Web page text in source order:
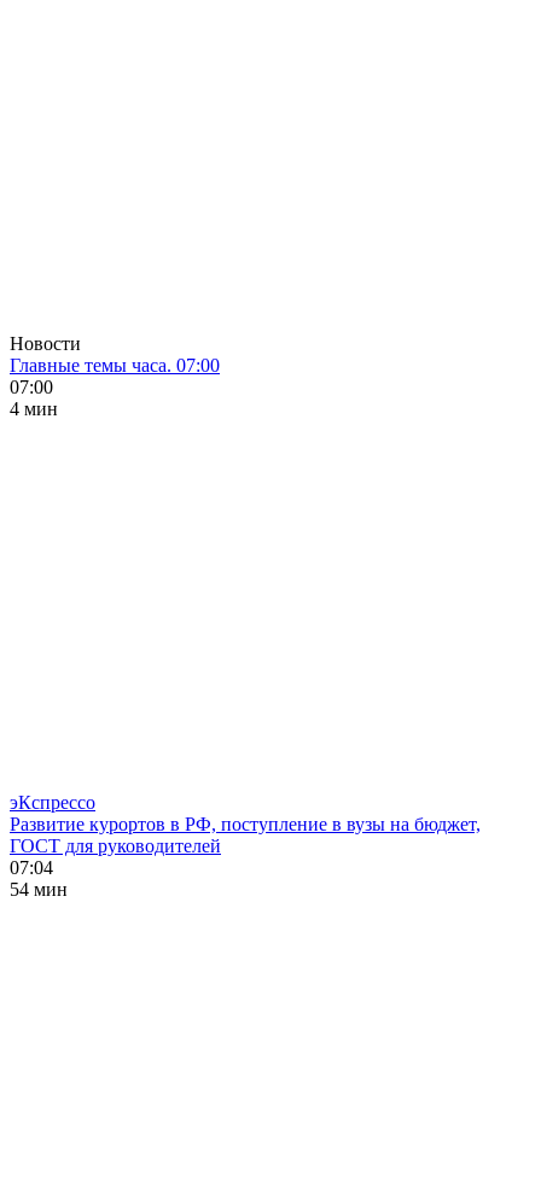
Новости
Главные темы часа. 07:00
07:00
4 мин
эКспрессо
Развитие курортов в РФ, поступление в вузы на бюджет,
ГОСТ для руководителей
07:04
54 мин